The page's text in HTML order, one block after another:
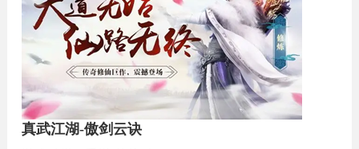
真武江湖-傲剑云诀